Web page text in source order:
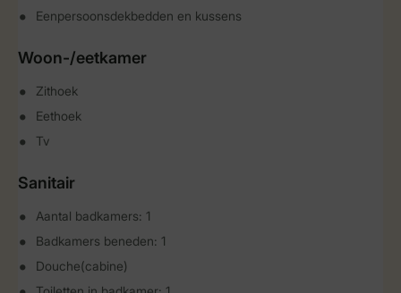
Eenpersoonsdekbedden en kussens
Woon-/eetkamer
Zithoek
Eethoek
Tv
Sanitair
Aantal badkamers: 1
Badkamers beneden: 1
Douche(cabine)